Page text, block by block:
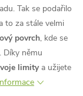
Tak se podařilo
to za stále velmi
povrch, kde se
Díky němu
limitya užijete